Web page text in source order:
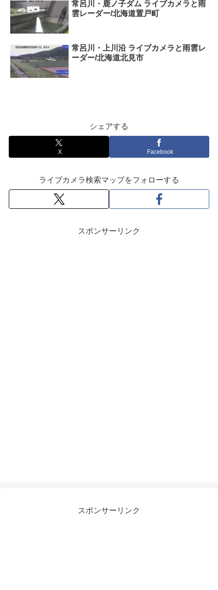
常呂川・鹿ノ子ダム ライブカメラと雨
雲レーダー/北海道置戸町
常呂川・上川沿 ライブカメラと雨雲レ
ーダー/北海道北見市
シェアする
X Facebook
ライブカメラ検索マップをフォローする
スポンサーリンク
スポンサーリンク